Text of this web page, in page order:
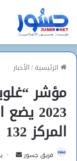
الرئيسية/الأخبار
مؤشر
2023
المركز 132
فريق جسور
أرسل